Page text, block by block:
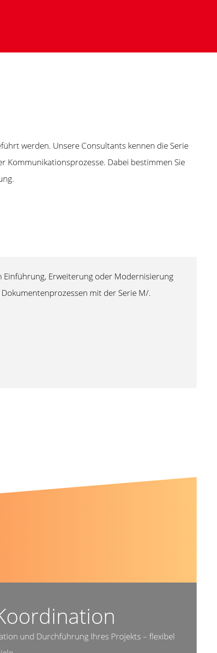
werden. Unsere Consultants kennen die Serie
Kommunikationsprozesse. Dabei bestimmen Sie
Einführung, Erweiterung oder Modernisierung
mit der Serie M/.
und Durchführung Ihres Projekts – flexibel